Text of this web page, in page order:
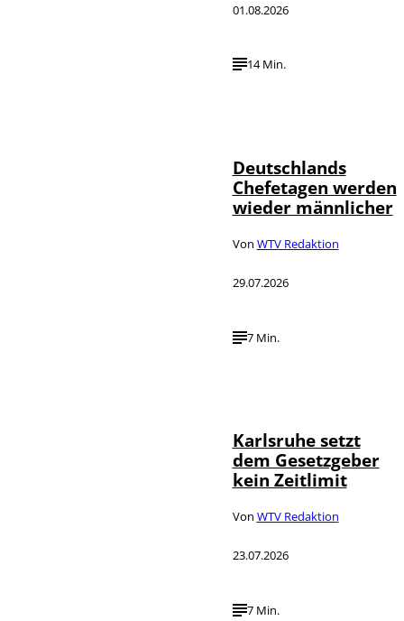
01.08.2026
14 Min.
Deutschlands
Chefetagen werden
wieder männlicher
Von WTV Redaktion
29.07.2026
7 Min.
Karlsruhe setzt
dem Gesetzgeber
kein Zeitlimit
Von WTV Redaktion
23.07.2026
7 Min.